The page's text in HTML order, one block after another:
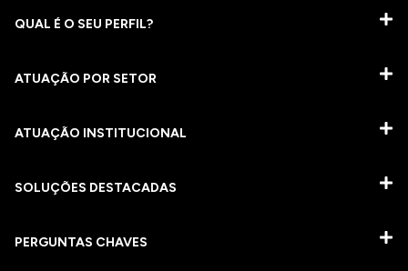
QUAL É O SEU PERFIL?
ATUAÇÃO POR SETOR
ATUAÇÃO INSTITUCIONAL
SOLUÇÕES DESTACADAS
PERGUNTAS CHAVES​